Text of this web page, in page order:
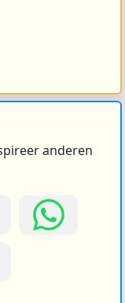
anderen